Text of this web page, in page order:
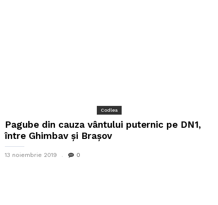
Codlea
Pagube din cauza vântului puternic pe DN1,
între Ghimbav și Brașov
13 noiembrie 2019 0